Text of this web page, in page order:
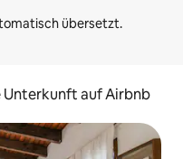
Unterkunft auf Airbnb